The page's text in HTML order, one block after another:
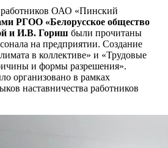
работников ОАО «Пинский
РГОО «Белорусское общество
и И.В. Гориш были прочитаны
на предприятии. Создание
в коллективе» и «Трудовые
и формы разрешения».
организовано в рамках
наставничества работников